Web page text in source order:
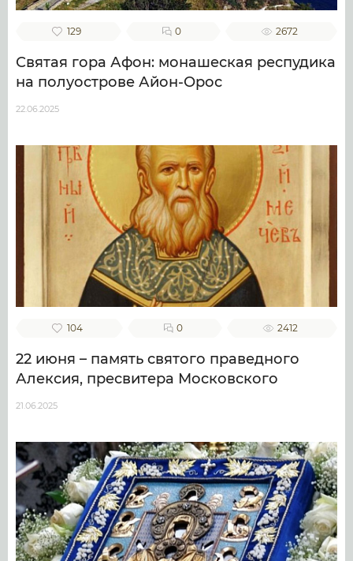
129 0 2672
Святая гора Афон: монашеская респудика
на полуострове Айон-Орос
22.06.2025
104 0 2412
22 июня – память святого праведного
Алексия, пресвитера Московского
21.06.2025